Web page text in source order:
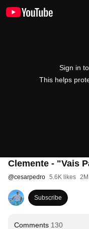
Sign in
This helps
Clemente - "Vais
@cesarpedro 5.6K likes
Subscribe
Comments 130